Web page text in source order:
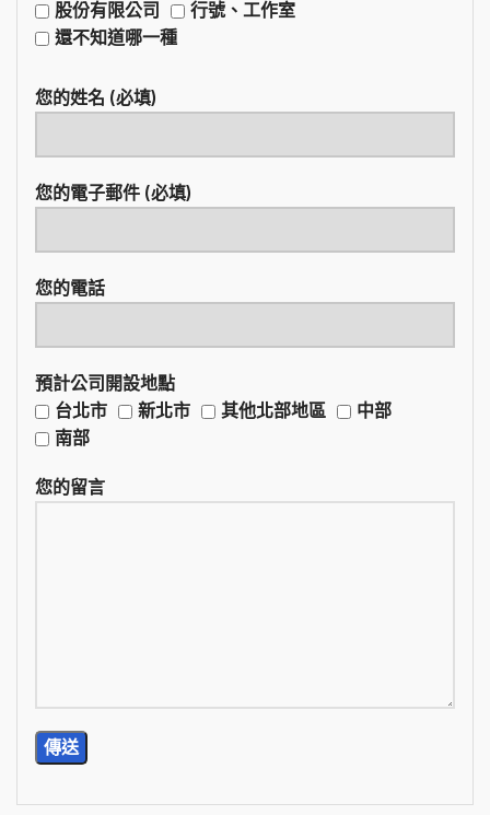
股份有限公司
行號、工作室
還不知道哪一種
您的姓名 (必填)
您的電子郵件 (必填)
您的電話
預計公司開設地點
台北市
新北市 其他北部地區
中部
南部
您的留言